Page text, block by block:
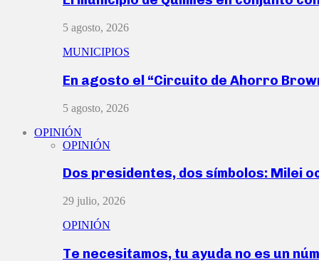
5 agosto, 2026
MUNICIPIOS
En agosto el “Circuito de Ahorro
5 agosto, 2026
OPINIÓN
OPINIÓN
Dos presidentes, dos símbolos: Milei
29 julio, 2026
OPINIÓN
Te necesitamos, tu ayuda no es un